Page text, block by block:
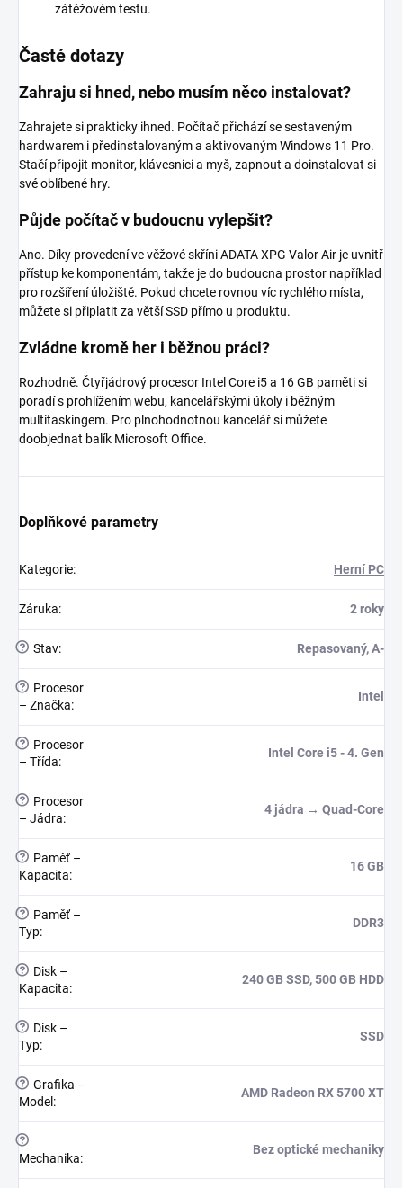
zátěžovém testu.
Časté dotazy
Zahraju si hned, nebo musím něco instalovat?
Zahrajete si prakticky ihned. Počítač přichází se sestaveným
hardwarem i předinstalovaným a aktivovaným Windows 11 Pro.
Stačí připojit monitor, klávesnici a myš, zapnout a doinstalovat si
své oblíbené hry.
Půjde počítač v budoucnu vylepšit?
Ano. Díky provedení ve věžové skříni ADATA XPG Valor Air je uvnitř
přístup ke komponentám, takže je do budoucna prostor například
pro rozšíření úložiště. Pokud chcete rovnou víc rychlého místa,
můžete si připlatit za větší SSD přímo u produktu.
Zvládne kromě her i běžnou práci?
Rozhodně. Čtyřjádrový procesor Intel Core i5 a 16 GB paměti si
poradí s prohlížením webu, kancelářskými úkoly i běžným
multitaskingem. Pro plnohodnotnou kancelář si můžete
doobjednat balík Microsoft Office.
Doplňkové parametry
Kategorie: Herní PC
Záruka: 2 roky
? Stav: Repasovaný, A-
?
Procesor
– Značka:
Intel
?
Procesor
– Třída:
Intel Core i5 - 4. Gen
?
Procesor
– Jádra:
4 jádra → Quad-Core
?
Paměť –
Kapacita:
16 GB
?
Paměť –
Typ:
DDR3
?
Disk –
Kapacita:
240 GB SSD, 500 GB HDD
?
Disk –
Typ:
SSD
? Grafika –
Model :
AMD Radeon RX 5700 XT
?
Mechanika:
Bez optické mechaniky